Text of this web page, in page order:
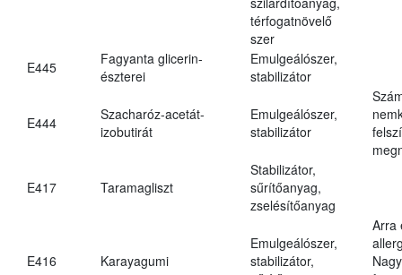
térfogatnövelő
szer
E445
Fagyanta glicerin-
észterei
Emulgeálószer,
stabilizátor
E444
Szacharóz-acetát-
izobutirát
Emulgeálószer,
stabilizátor
E417 Taramagliszt
Stabilizátor,
sűrítőanyag,
zselésítőanyag
E416 Karayagumi
Emulgeálószer,
stabilizátor,
Arra